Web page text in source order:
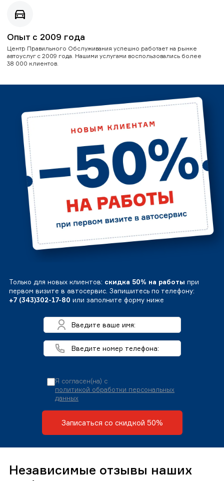
Опыт с 2009 года
Центр Правильного Обслуживания успешно работает на рынке
автоуслуг с 2009 года. Нашими услугами воспользовались более
38 000 клиентов.
Только для новых клиентов: скидка 50% на работы при
первом визите в автосервис. Запишитесь по телефону:
+7 (343)302-17-80 или заполните форму ниже
Я согласен(на) с
политикой обработки персональных
данных
Записаться со скидкой 50%
Независимые отзывы наших